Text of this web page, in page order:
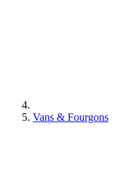
Vans & Fourgons